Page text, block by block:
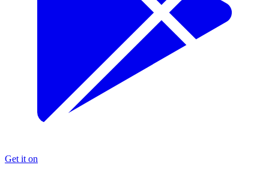
Get it on